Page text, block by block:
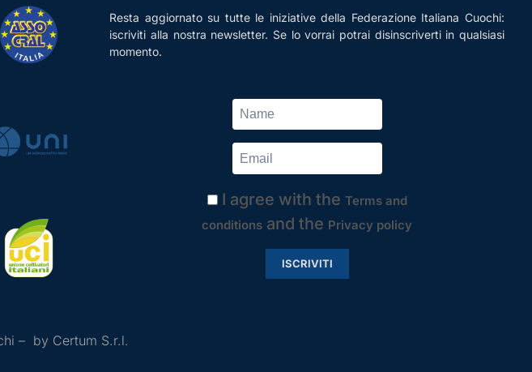
Resta aggiornato su tutte le iniziative della Federazione Italiana Cuochi:
iscriviti alla nostra newsletter. Se lo vorrai potrai disinscriverti in qualsiasi
momento.
I agree with the Terms and
conditions and the Privacy policy
ISCRIVITI
– by Certum S.r.l.